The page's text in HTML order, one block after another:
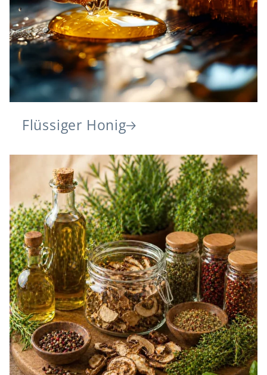
Flüssiger Honig
Feinkost
Feinkost – genießen & entdecken Entdecken
Sie ausgewählte Feinkost rund um Honig...